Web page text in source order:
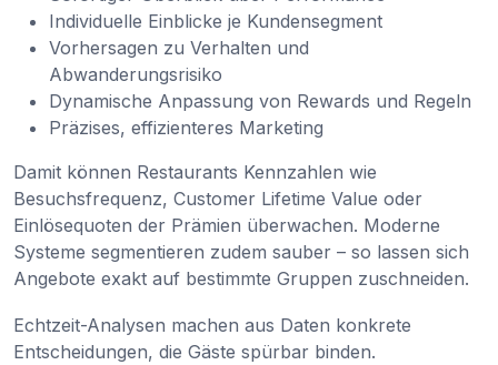
Individuelle Einblicke je Kundensegment
Vorhersagen zu Verhalten und
Abwanderungsrisiko
Dynamische Anpassung von Rewards und Regeln
Präzises, effizienteres Marketing
Damit können Restaurants Kennzahlen wie
Besuchsfrequenz, Customer Lifetime Value oder
Einlösequoten der Prämien überwachen. Moderne
Systeme segmentieren zudem sauber – so lassen sich
Angebote exakt auf bestimmte Gruppen zuschneiden.
Echtzeit-Analysen machen aus Daten konkrete
Entscheidungen, die Gäste spürbar binden.